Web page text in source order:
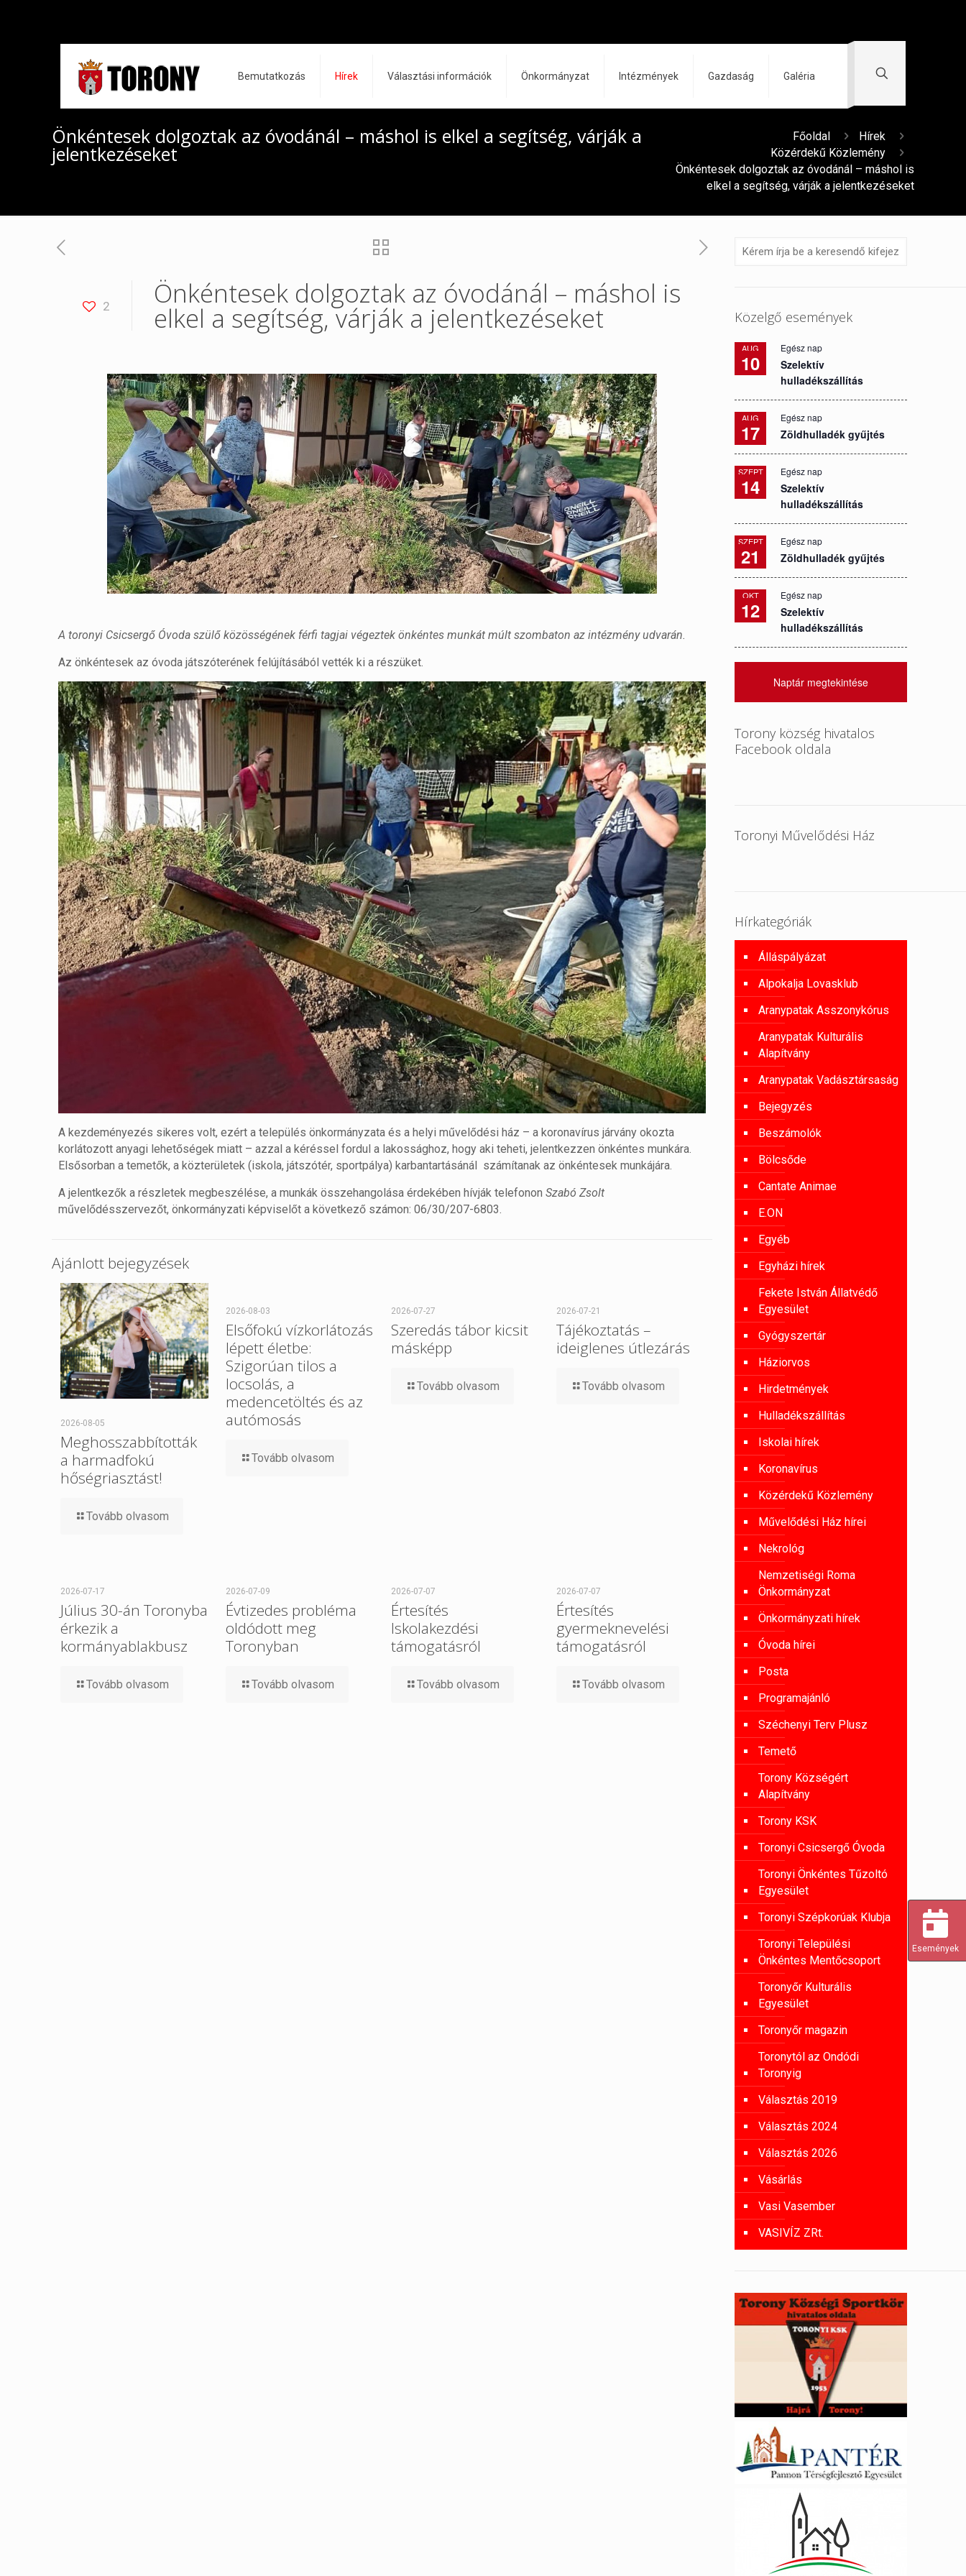
Bemutatkozás Hírek Választási információk Önkormányzat Intézmények Gazdaság Galéria
Önkéntesek dolgoztak az óvodánál – máshol is elkel a segítség, várják a
jelentkezéseket
Főoldal
Hírek
Közérdekű Közlemény
Önkéntesek dolgoztak az óvodánál – máshol is
elkel a segítség, várják a jelentkezéseket
2 Önkéntesek dolgoztak az óvodánál – máshol is
elkel a segítség, várják a jelentkezéseket
A toronyi Csicsergő Óvoda szülő közösségének férfi tagjai végeztek önkéntes munkát múlt szombaton az intézmény udvarán.
Az önkéntesek az óvoda játszóterének felújításából vették ki a részüket.
A kezdeményezés sikeres volt, ezért a település önkormányzata és a helyi művelődési ház – a koronavírus járvány okozta
korlátozott anyagi lehetőségek miatt – azzal a kéréssel fordul a lakossághoz, hogy aki teheti, jelentkezzen önkéntes munkára.
Elsősorban a temetők, a közterületek (iskola, játszótér, sportpálya) karbantartásánál számítanak az önkéntesek munkájára.
A jelentkezők a részletek megbeszélése, a munkák összehangolása érdekében hívják telefononSzabó Zsolt
művelődésszervezőt, önkormányzati képviselőt a következő számon: 06/30/207-6803.
Ajánlott bejegyzések
2026-08-05
Meghosszabbították
a harmadfokú
hőségriasztást!
Tovább olvasom
2026-08-03
Elsőfokú vízkorlátozás
lépett életbe:
Szigorúan tilos a
locsolás, a
medencetöltés és az
autómosás
Tovább olvasom
2026-07-27
Szeredás tábor kicsit
másképp
Tovább olvasom
2026-07-21
Tájékoztatás –
ideiglenes útlezárás
Tovább olvasom
2026-07-17
Július 30-án Toronyba
érkezik a
kormányablakbusz
Tovább olvasom
2026-07-09
Évtizedes probléma
oldódott meg
Toronyban
Tovább olvasom
2026-07-07
Értesítés
Iskolakezdési
támogatásról
Tovább olvasom
2026-07-07
Értesítés
gyermeknevelési
támogatásról
Tovább olvasom
Közelgő események
AUG
10
Egész nap
Szelektív
hulladékszállítás
AUG
17
Egész nap
Zöldhulladék gyűjtés
SZEPT
14
Egész nap
Szelektív
hulladékszállítás
SZEPT
21
Egész nap
Zöldhulladék gyűjtés
OKT
12
Egész nap
Szelektív
hulladékszállítás
Naptár megtekintése
Torony község hivatalos
Facebook oldala
Toronyi Művelődési Ház
Hírkategóriák
Álláspályázat
Alpokalja Lovasklub
Aranypatak Asszonykórus
Aranypatak Kulturális
Alapítvány
Aranypatak Vadásztársaság
Bejegyzés
Beszámolók
Bölcsőde
Cantate Animae
E.ON
Egyéb
Egyházi hírek
Fekete István Állatvédő
Egyesület
Gyógyszertár
Háziorvos
Hirdetmények
Hulladékszállítás
Iskolai hírek
Koronavírus
Közérdekű Közlemény
Művelődési Ház hírei
Nekrológ
Nemzetiségi Roma
Önkormányzat
Önkormányzati hírek
Óvoda hírei
Posta
Programajánló
Széchenyi Terv Plusz
Temető
Torony Községért
Alapítvány
Torony KSK
Toronyi Csicsergő Óvoda
Toronyi Önkéntes Tűzoltó
Egyesület
Toronyi Szépkorúak Klubja
Toronyi Települési
Önkéntes Mentőcsoport
Toronyőr Kulturális
Egyesület
Toronyőr magazin
Toronytól az Ondódi
Toronyig
Választás 2019
Választás 2024
Választás 2026
Vásárlás
Vasi Vasember
VASIVÍZ ZRt.
Események